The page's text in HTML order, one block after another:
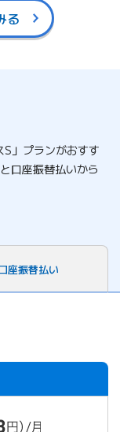
る
」プランがおすす
口座振替払いから
座振替払い